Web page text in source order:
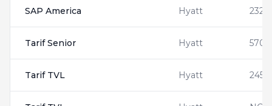
SAP America Hyatt
Tarif Senior Hyatt
Tarif TVL Hyatt